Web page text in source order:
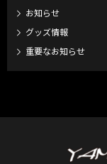
お知らせ
グッズ情報
重要なお知らせ